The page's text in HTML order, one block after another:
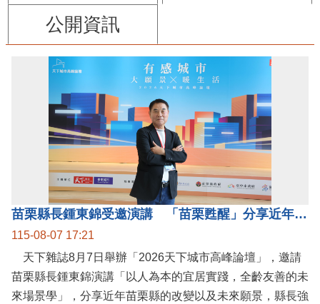
公開資訊
苗栗縣長鍾東錦受邀演講 「苗栗甦醒」分享近年轉變
115-08-07 17:21
天下雜誌8月7日舉辦「2026天下城市高峰論壇」，邀請
苗栗縣長鍾東錦演講「以人為本的宜居實踐，全齡友善的未
來場景學」，分享近年苗栗縣的改變以及未來願景，縣長強